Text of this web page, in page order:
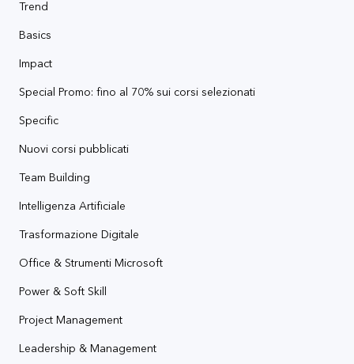
Trend
Basics
Impact
Special Promo: fino al 70% sui corsi selezionati
Specific
Nuovi corsi pubblicati
Team Building
Intelligenza Artificiale
Trasformazione Digitale
Office & Strumenti Microsoft
Power & Soft Skill
Project Management
Leadership & Management